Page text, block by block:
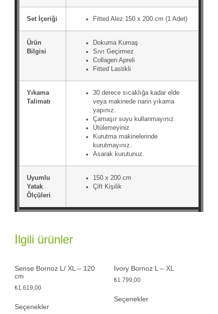
Set İçeriği Fitted Alez 150 x 200 cm (1 Adet)
Ürün
Bilgisi
Dokuma Kumaş
Sıvı Geçirmez
Collagen Apreli
Fitted Lastikli
Yıkama
Talimatı
30 derece sıcaklığa kadar elde
veya makinede narin yıkama
yapınız.
Çamaşır suyu kullanmayınız.
Ütülemeyiniz
Kurutma makinelerinde
kurutmayınız.
Asarak kurutunuz.
Uyumlu
Yatak
Ölçüleri
150 x 200 cm
Çift Kişilik
İlgili ürünler
Sense Bornoz L/ XL – 120
cm
₺1.619,00
Seçenekler
Ivory Bornoz L – XL
₺1.799,00
Seçenekler